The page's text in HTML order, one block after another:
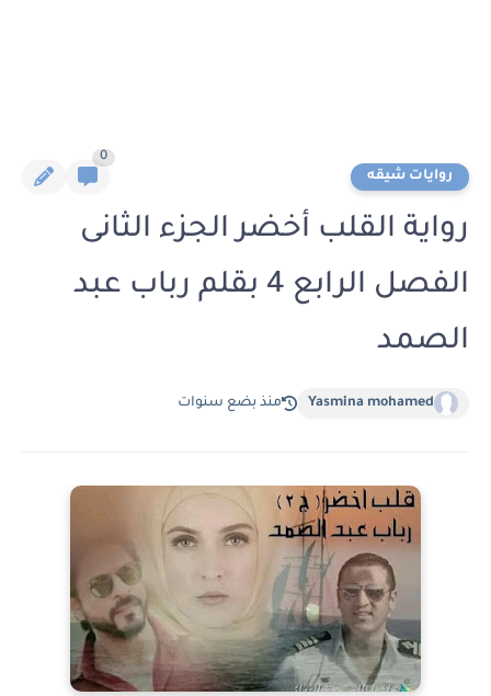
روايات شيقه
0
رواية القلب أخضر الجزء الثانى
الفصل الرابع 4 بقلم رباب عبد
الصمد
Yasmina mohamed منذ بضع سنوات